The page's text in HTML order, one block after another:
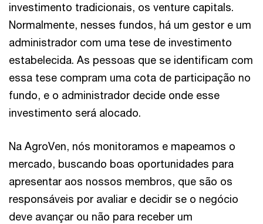
investimento tradicionais, os venture capitals.
Normalmente, nesses fundos, há um gestor e um
administrador com uma tese de investimento
estabelecida. As pessoas que se identificam com
essa tese compram uma cota de participação no
fundo, e o administrador decide onde esse
investimento será alocado.
Na AgroVen, nós monitoramos e mapeamos o
mercado, buscando boas oportunidades para
apresentar aos nossos membros, que são os
responsáveis por avaliar e decidir se o negócio
deve avançar ou não para receber um